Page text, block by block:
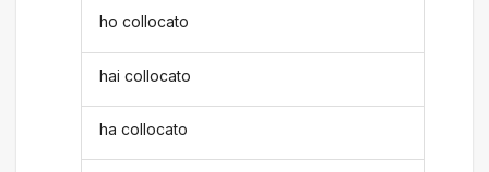
ho collocato
hai collocato
ha collocato